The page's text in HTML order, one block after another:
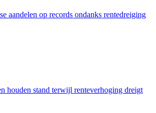
aandelen op records ondanks rentedreiging
houden stand terwijl renteverhoging dreigt